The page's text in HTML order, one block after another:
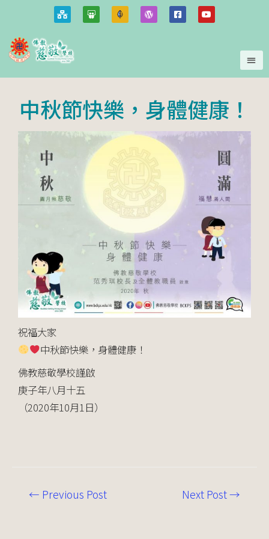
中秋節快樂，身體健康！
祝福大家
中秋節快樂，身體健康！
佛教慈敬學校謹啟
庚子年八月十五
（2020年10月1日）
← Previous Post Next Post→